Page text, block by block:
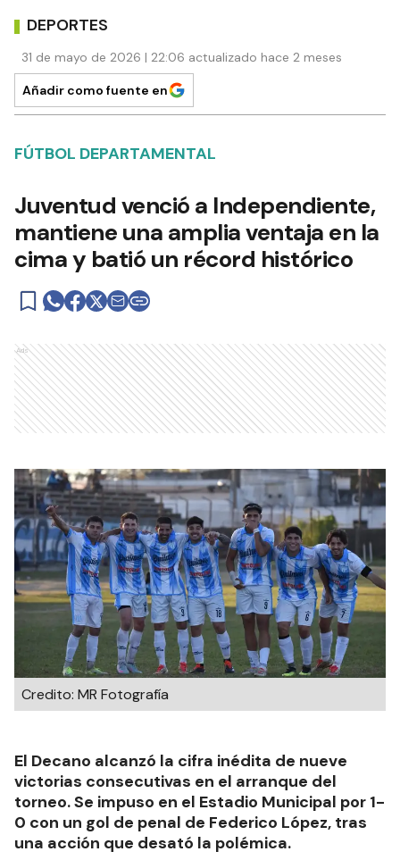
DEPORTES
31 de mayo de 2026 | 22:06 actualizado hace 2 meses
Añadir como fuente en
FÚTBOL DEPARTAMENTAL
Juventud venció a Independiente,
mantiene una amplia ventaja en la
cima y batió un récord histórico
Ads
Credito: MR Fotografía
El Decano alcanzó la cifra inédita de nueve
victorias consecutivas en el arranque del
torneo. Se impuso en el Estadio Municipal por 1-
0 con un gol de penal de Federico López, tras
una acción que desató la polémica.